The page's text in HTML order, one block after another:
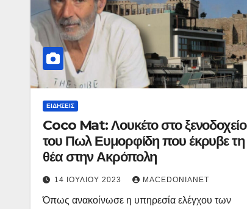
ΕΙΔΉΣΕΙΣ
Coco Mat: Λουκέτο στο ξενοδοχείο
του Πωλ Ευμορφίδη που έκρυβε τη
θέα στην Ακρόπολη
14 ΙΟΥΛΊΟΥ 2023 MACEDONIANET
Όπως ανακοίνωσε η υπηρεσία ελέγχου των